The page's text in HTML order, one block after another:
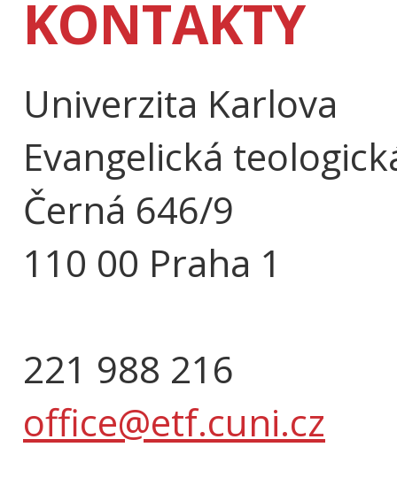
KONTAKTY
Univerzita Karlova
Evangelická
Černá 646/9
110 00 Praha 1
221 988 216
office@etf.cuni.cz